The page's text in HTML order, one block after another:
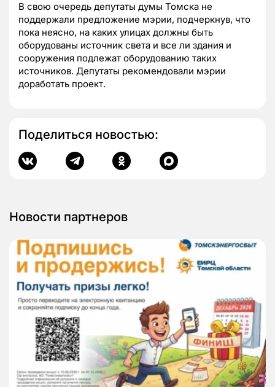
В свою очередь депутаты думы Томска не
поддержали предложение мэрии, подчеркнув, что
пока неясно, на каких улицах должны быть
оборудованы источник света и все ли здания и
сооружения подлежат оборудованию таких
источников. Депутаты рекомендовали мэрии
доработать проект.
Поделиться новостью:
Новости партнеров